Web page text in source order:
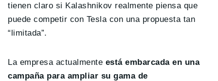
tienen claro si Kalashnikov realmente piensa que
puede competir con Tesla con una propuesta tan
“limitada”.
La empresa actualmente está embarcada en una
campaña para ampliar su gama de